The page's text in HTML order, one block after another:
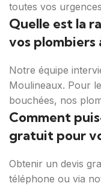
toutes vos
Quelle est la
vos plombiers
Notre équipe
Moulineaux. Pour
bouchées, nos
Comment
gratuit pour
Obtenir un devis
téléphone ou via